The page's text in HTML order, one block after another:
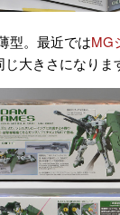
型。最近ではMG
大きさになりま